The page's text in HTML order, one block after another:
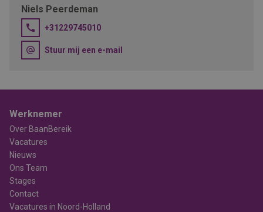
Niels Peerdeman
+31229745010
Stuur mij een e-mail
Werknemer
Over BaanBereik
Vacatures
Nieuws
Ons Team
Stages
Contact
Vacatures in Noord-Holland